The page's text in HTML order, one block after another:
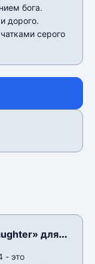
бога.
дорого.
серого
для
- это